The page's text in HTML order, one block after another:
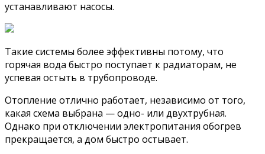
устанавливают насосы.
Такие системы более эффективны потому, что
горячая вода быстро поступает к радиаторам, не
успевая остыть в трубопроводе.
Отопление отлично работает, независимо от того,
какая схема выбрана — одно- или двухтрубная.
Однако при отключении электропитания обогрев
прекращается, а дом быстро остывает.